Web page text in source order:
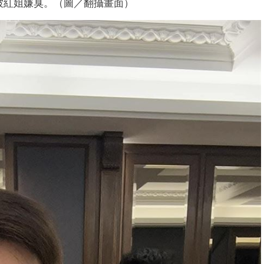
姐嫌臭。（圖／翻攝畫面）